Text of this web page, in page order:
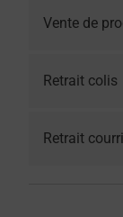
Vente de
Retrait colis
Retrait